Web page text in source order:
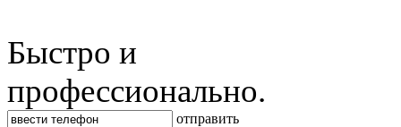
Быстро и
профессионально.
отправить